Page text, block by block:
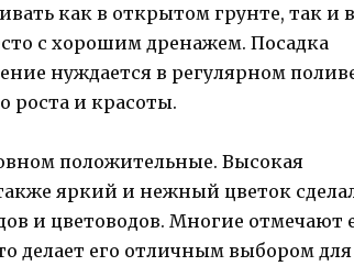
как в открытом грунте, так и в
с хорошим дренажем. Посадка
нуждается в регулярном
роста и красоты.
положительные. Высокая
яркий и нежный цветок
и цветоводов. Многие отмечают
делает его отличным выбором для